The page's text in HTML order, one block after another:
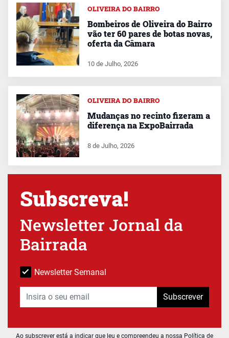
OLIVEIRA DO BAIRRO
Bombeiros de Oliveira do Bairro
vão ter 60 pares de botas novas,
oferta da Câmara
10 de Julho, 2026
OLIVEIRA DO BAIRRO
Mudanças no recinto fizeram a
diferença na ExpoBairrada
8 de Julho, 2026
Subscreva!
Newsletter Jornal da
Bairrada
Newsletter Semanal
Subscrever
Ao subscrever está a indicar que leu e compreendeu a nossa Política de